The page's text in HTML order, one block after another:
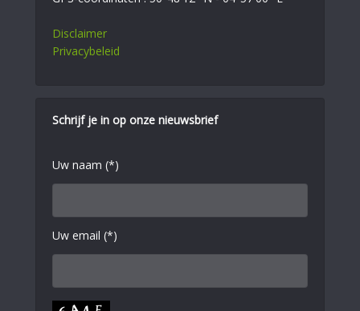
Disclaimer
Privacybeleid
Schrijf je in op onze nieuwsbrief
Uw naam (*)
Uw email (*)